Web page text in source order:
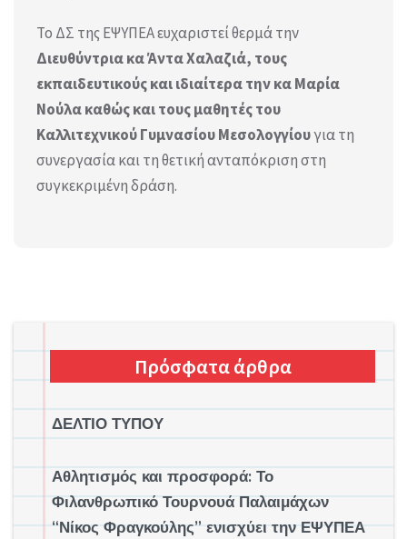
Το ΔΣ της ΕΨΥΠΕΑ ευχαριστεί θερμά την
Διευθύντρια κα Άντα Χαλαζιά, τους
εκπαιδευτικούς και ιδιαίτερα την κα Μαρία
Νούλα καθώς και τους μαθητές του
Καλλιτεχνικού Γυμνασίου Μεσολογγίουγια τη
συνεργασία και τη θετική ανταπόκριση στη
συγκεκριμένη δράση.
Πρόσφατα άρθρα
ΔΕΛΤΙΟ ΤΥΠΟΥ
Αθλητισμός και προσφορά: Το
Φιλανθρωπικό Τουρνουά Παλαιμάχων
“Νίκος Φραγκούλης” ενισχύει την ΕΨΥΠΕΑ